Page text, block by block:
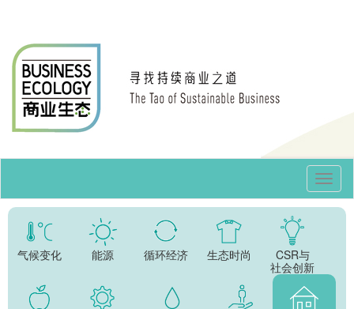
气候变化 能源 循环经济 生态时尚
CSR与
社会创新